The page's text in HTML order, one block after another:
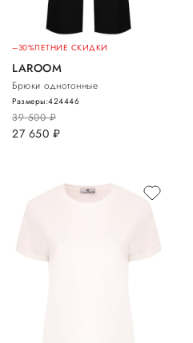
–30%ЛЕТНИЕ СКИДКИ
LAROOM
Брюки однотонные
39 500руб.
27 650 руб.
Размеры:424446